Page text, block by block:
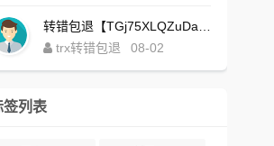
trx转错包退
08-02
签列表